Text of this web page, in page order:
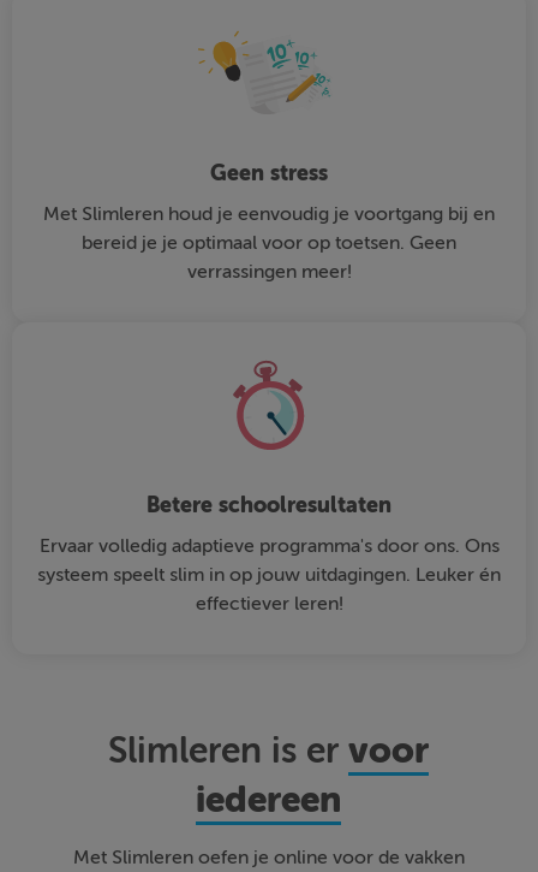
Geen stress
Met Slimleren houd je eenvoudig je voortgang bij en
bereid je je optimaal voor op toetsen. Geen
verrassingen meer!
Betere schoolresultaten
Ervaar volledig adaptieve programma's door ons. Ons
systeem speelt slim in op jouw uitdagingen. Leuker én
effectiever leren!
Slimleren is ervoor
iedereen
Met Slimleren oefen je online voor de vakken